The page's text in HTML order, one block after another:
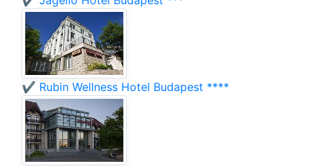
✔️ Rubin Wellness Hotel Budapest ****